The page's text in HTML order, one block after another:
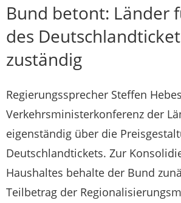
Bund betont: Länder
des
zuständig
Regierungssprecher Steffen
Verkehrsministerkonferenz der
eigenständig über die
Deutschlandtickets. Zur
Haushaltes behalte der Bund
Teilbetrag der